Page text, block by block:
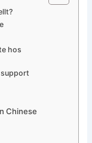
hos
Chinese